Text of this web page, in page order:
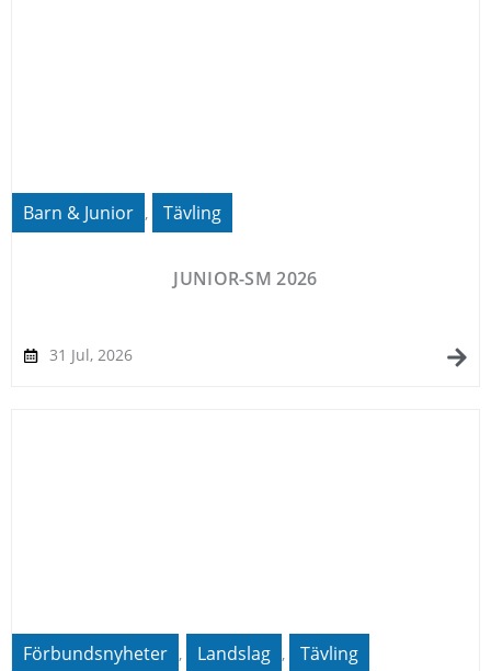
Barn & Junior , Tävling
JUNIOR-SM 2026
31 Jul, 2026
Förbundsnyheter , Landslag , Tävling